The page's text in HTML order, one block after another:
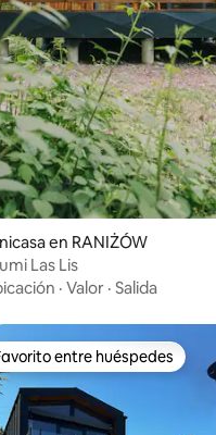
5.0 de 5; 8
en RANIŻÓW
Las Lis
· Valor · Salida
entre huéspedes
entre huéspedes